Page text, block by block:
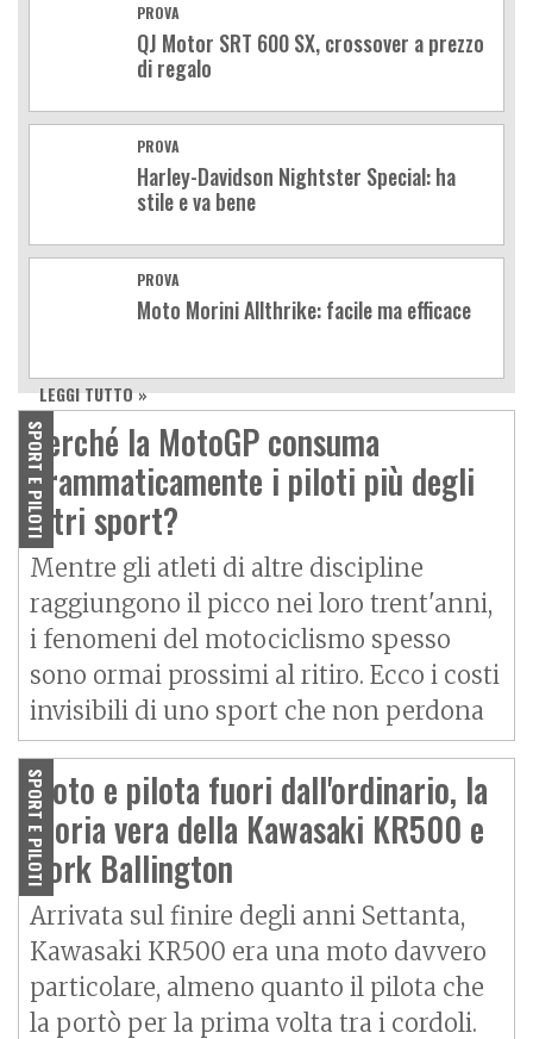
PROVA
QJ Motor SRT 600 SX, crossover a prezzo
di regalo
PROVA
Harley-Davidson Nightster Special: ha
stile e va bene
PROVA
Moto Morini Allthrike: facile ma efficace
LEGGI TUTTO »
SPORT E PILOTI
Perché la MotoGP consuma
drammaticamente i piloti più degli
altri sport?
Mentre gli atleti di altre discipline
raggiungono il picco nei loro trent'anni,
i fenomeni del motociclismo spesso
sono ormai prossimi al ritiro. Ecco i costi
invisibili di uno sport che non perdona
SPORT E PILOTI
Moto e pilota fuori dall'ordinario, la
storia vera della Kawasaki KR500 e
Kork Ballington
Arrivata sul finire degli anni Settanta,
Kawasaki KR500 era una moto davvero
particolare, almeno quanto il pilota che
la portò per la prima volta tra i cordoli.